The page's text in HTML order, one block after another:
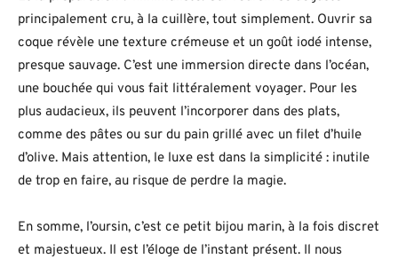
principalement cru, à la cuillère, tout simplement. Ouvrir sa
coque révèle une texture crémeuse et un goût iodé intense,
presque sauvage. C’est une immersion directe dans l’océan,
une bouchée qui vous fait littéralement voyager. Pour les
plus audacieux, ils peuvent l’incorporer dans des plats,
comme des pâtes ou sur du pain grillé avec un filet d’huile
d’olive. Mais attention, le luxe est dans la simplicité : inutile
de trop en faire, au risque de perdre la magie.
En somme, l’oursin, c’est ce petit bijou marin, à la fois discret
et majestueux. Il est l’éloge de l’instant présent. Il nous